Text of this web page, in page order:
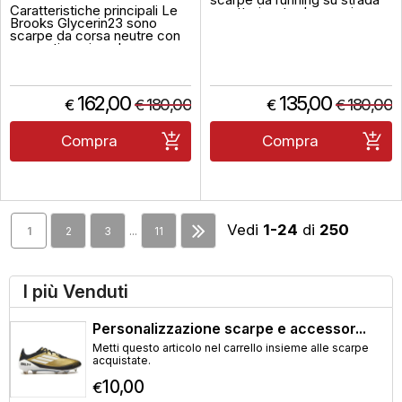
Caratteristiche principali Le
Brooks Glycerin23 sono
scarpe da corsa neutre con
ammortizzazione lussuosa,
allenamenti su strada.
Offrono unesperienza di
atterraggio morbido grazie
alla tecnologia DNA TUNED
foam, con un'infusione di
azoto che ga...
€ 162,00 €180,00
Compra
caratterizzate da massimo
reattività superiore rispetto al
modello precedente. Pres...
€ 135,00 €180,00
Compra
1 2 3 ... 11 Vedi 1-24 di 250
I più Venduti
Personalizzazione scarpe e accessor...
Metti questo articolo nel carrello insieme alle scarpe
acquistate.
€10,00